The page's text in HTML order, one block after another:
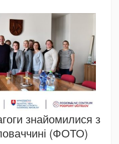
знайомилися з
(ФОТО)